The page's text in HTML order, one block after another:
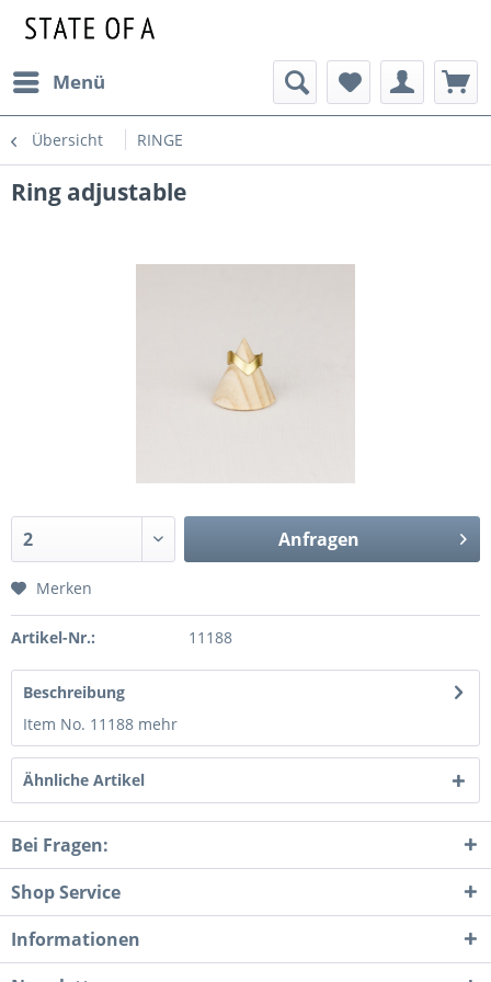
Menü
Übersicht RINGE
Ring adjustable
Anfragen
Merken
Artikel-Nr.: 11188
Beschreibung
Item No. 11188 mehr
Ähnliche Artikel
Bei Fragen:
Shop Service
Informationen